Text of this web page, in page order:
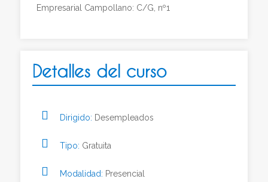
Empresarial Campollano: C/G, nº1
Detalles del curso
Dirigido: Desempleados
Tipo: Gratuita
Modalidad: Presencial